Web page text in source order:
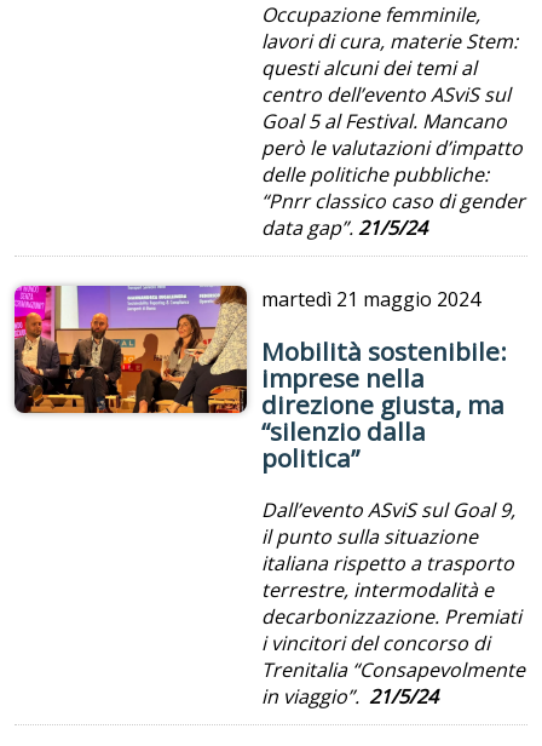
Occupazione femminile,
lavori di cura, materie Stem:
questi alcuni dei temi al
centro dell’evento ASviS sul
Goal 5 al Festival. Mancano
però le valutazioni d’impatto
delle politiche pubbliche:
“Pnrr classico caso di gender
data gap”.21/5/24
martedì 21 maggio 2024
Mobilità sostenibile:
imprese nella
direzione giusta, ma
“silenzio dalla
politica”
Dall’evento ASviS sul Goal 9,
il punto sulla situazione
italiana rispetto a trasporto
terrestre, intermodalità e
decarbonizzazione. Premiati
i vincitori del concorso di
Trenitalia “Consapevolmente
in viaggio”. 21/5/24